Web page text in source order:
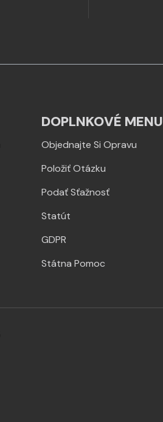
DOPLNKOVÉ MENU
Objednajte Si Opravu
Položiť Otázku
Podať Sťažnosť
Statút
GDPR
Státna Pomoc